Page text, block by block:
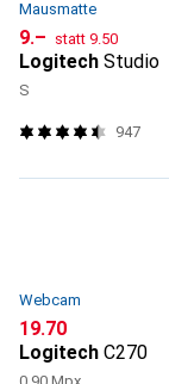
Mausmatte
CHF
9.– statt CHF
9.50
Logitech Studio
S
947
Webcam
CHF
19.70
Logitech C270